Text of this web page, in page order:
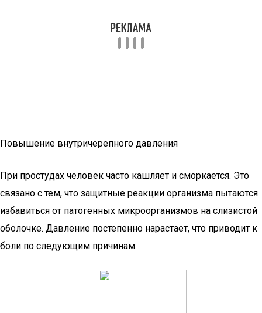
Повышение внутричерепного давления
При простудах человек часто кашляет и сморкается. Это
связано с тем, что защитные реакции организма пытаются
избавиться от патогенных микроорганизмов на слизистой
оболочке. Давление постепенно нарастает, что приводит к
боли по следующим причинам: